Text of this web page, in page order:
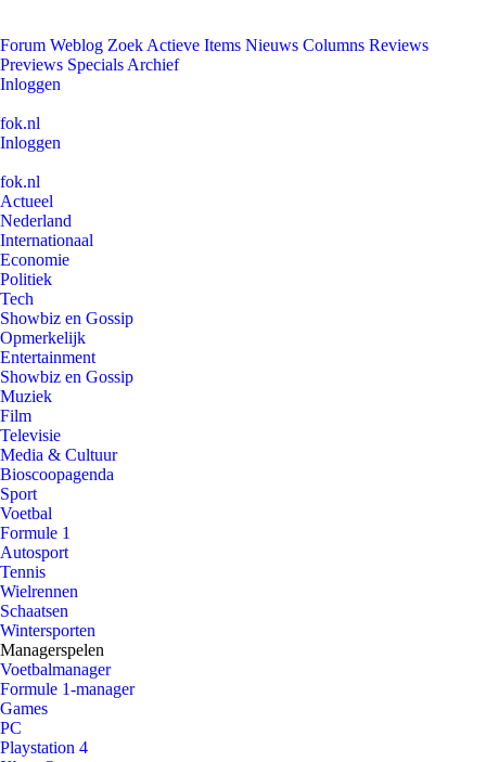
Forum Weblog Zoek Actieve Items Nieuws Columns Reviews
Previews Specials Archief
Inloggen
fok.nl
Inloggen
fok.nl
Actueel
Nederland
Internationaal
Economie
Politiek
Tech
Showbiz en Gossip
Opmerkelijk
Entertainment
Showbiz en Gossip
Muziek
Film
Televisie
Media & Cultuur
Bioscoopagenda
Sport
Voetbal
Formule 1
Autosport
Tennis
Wielrennen
Schaatsen
Wintersporten
Managerspelen
Voetbalmanager
Formule 1-manager
Games
PC
Playstation 4